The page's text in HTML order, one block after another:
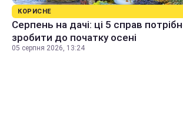
КОРИСНЕ
Серпень на дачі: ці 5 справ
зробити до початку осені
05 серпня 2026, 13:24